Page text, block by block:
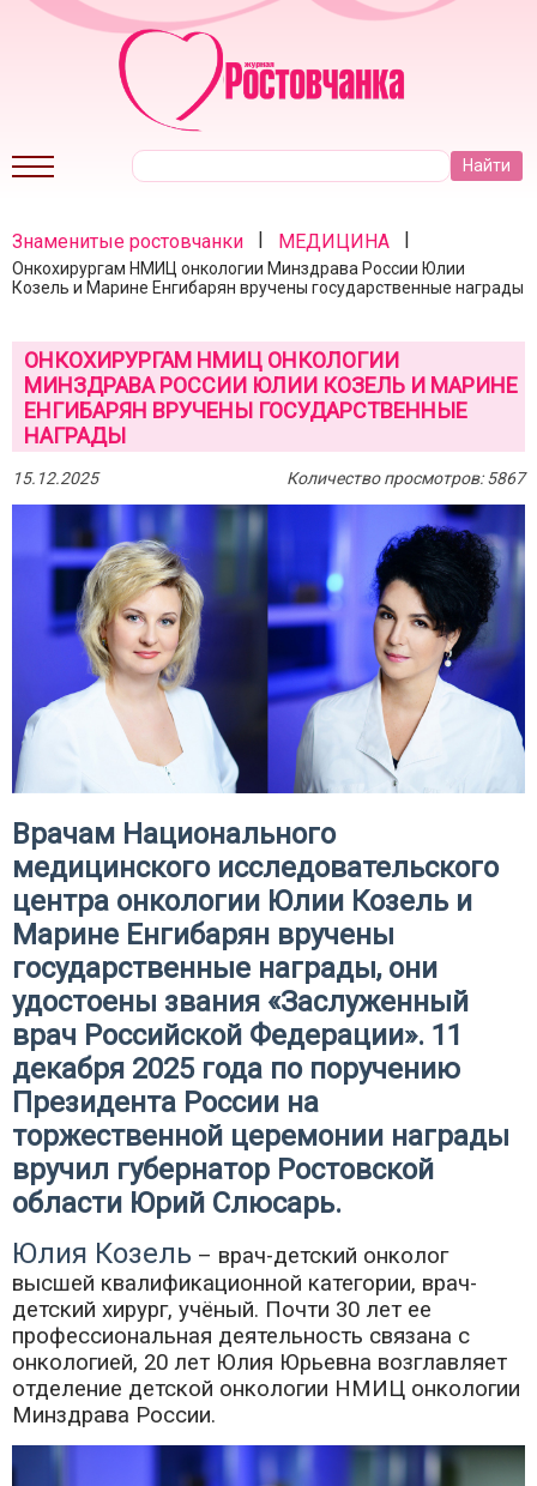
Знаменитые ростовчанки | МЕДИЦИНА |
Онкохирургам НМИЦ онкологии Минздрава России Юлии
Козель и Марине Енгибарян вручены государственные награды
ОНКОХИРУРГАМ НМИЦ ОНКОЛОГИИ
МИНЗДРАВА РОССИИ ЮЛИИ КОЗЕЛЬ И МАРИНЕ
ЕНГИБАРЯН ВРУЧЕНЫ ГОСУДАРСТВЕННЫЕ
НАГРАДЫ
15.12.2025 Количество просмотров: 5867
Врачам Национального
медицинского исследовательского
центра онкологии Юлии Козель и
Марине Енгибарян вручены
государственные награды, они
удостоены звания «Заслуженный
врач Российской Федерации». 11
декабря 2025 года по поручению
Президента России на
торжественной церемонии награды
вручил губернатор Ростовской
области Юрий Слюсарь.
Юлия Козель – врач-детский онколог
высшей квалификационной категории, врач-
детский хирург, учёный. Почти 30 лет ее
профессиональная деятельность связана с
онкологией, 20 лет Юлия Юрьевна возглавляет
отделение детской онкологии НМИЦ онкологии
Минздрава России.